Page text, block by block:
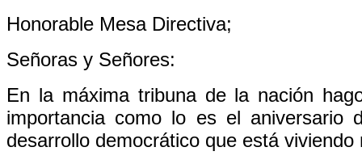
Honorable Mesa Directiva;
Señoras y Señores:
En la máxima tribuna de la nación
importancia como lo es el
desarrollo democrático que está